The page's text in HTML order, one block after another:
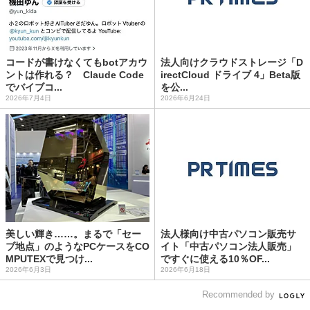
コードが書けなくてもbotアカウ
ントは作れる？ Claude Code
でバイブコ...
2026年7月4日
法人向けクラウドストレージ「D
irectCloud ドライブ 4」Beta版
を公...
2026年6月24日
美しい輝き……。まるで「セー
ブ地点」のようなPCケースをCO
MPUTEXで見つけ...
2026年6月3日
法人様向け中古パソコン販売サ
イト「中古パソコン法人販売」
ですぐに使える10％OF...
2026年6月18日
Recommended by